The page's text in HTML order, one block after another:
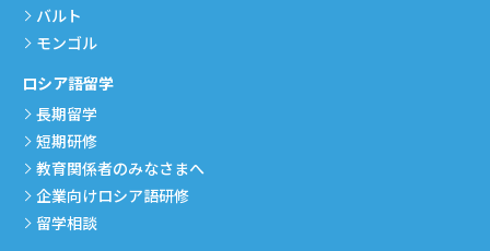
バルト
モンゴル
ロシア語留学
長期留学
短期研修
教育関係者のみなさまへ
企業向けロシア語研修
留学相談